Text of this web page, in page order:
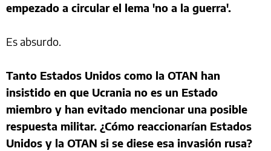
empezado a circular el lema 'no a la guerra'.
Es absurdo.
Tanto Estados Unidos como la OTAN han
insistido en que Ucrania no es un Estado
miembro y han evitado mencionar una posible
respuesta militar. ¿Cómo reaccionarían Estados
Unidos y la OTAN si se diese esa invasión rusa?